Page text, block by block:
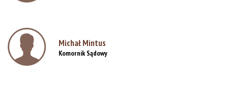
Michał Mintus
Komornik Sądowy